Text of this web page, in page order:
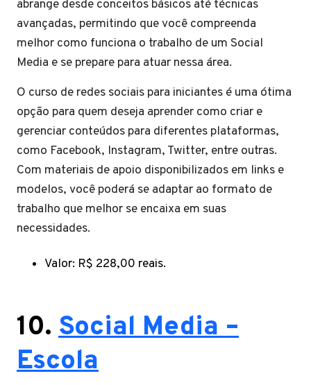
abrange desde conceitos básicos até técnicas
avançadas, permitindo que você compreenda
melhor como funciona o trabalho de um Social
Media e se prepare para atuar nessa área.
O curso de redes sociais para iniciantes é uma ótima
opção para quem deseja aprender como criar e
gerenciar conteúdos para diferentes plataformas,
como Facebook, Instagram, Twitter, entre outras.
Com materiais de apoio disponibilizados em links e
modelos, você poderá se adaptar ao formato de
trabalho que melhor se encaixa em suas
necessidades.
Valor: R$ 228,00 reais.
10. Social Media –
Escola